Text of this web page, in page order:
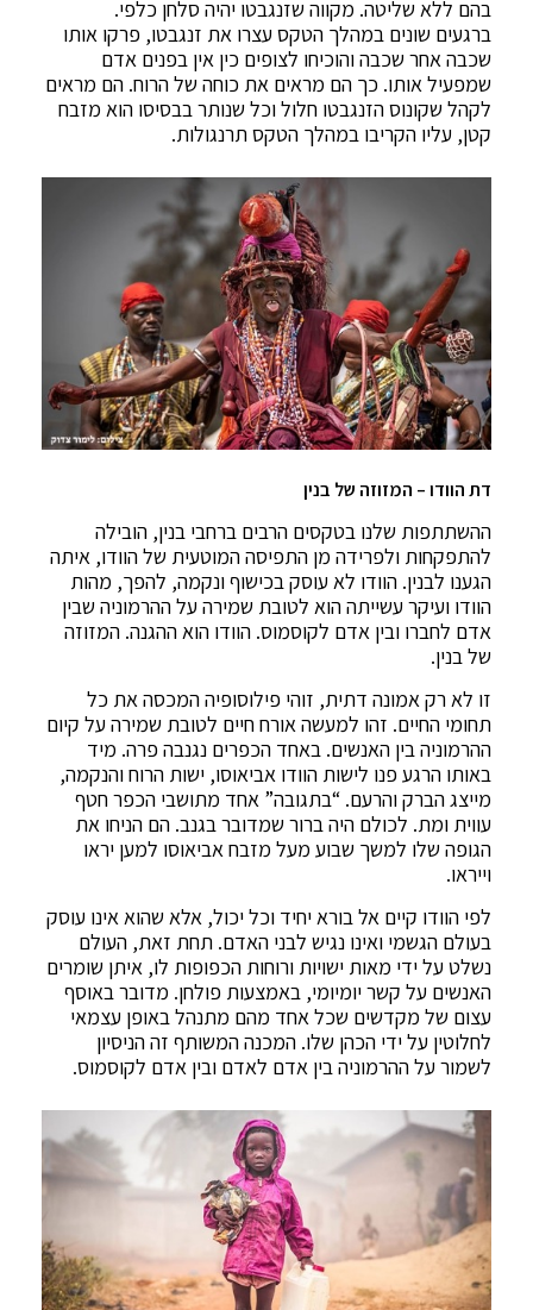
בהם ללא שליטה. מקווה שזנגבטו יהיה סלחן כלפי.
ברגעים שונים במהלך הטקס עצרו את זנגבטו, פרקו אותו
שכבה אחר שכבה והוכיחו לצופים כין אין בפנים אדם
שמפעיל אותו. כך הם מראים את כוחה של הרוח. הם מראים
לקהל שקונוס הזנגבטו חלול וכל שנותר בבסיסו הוא מזבח
קטן, עליו הקריבו במהלך הטקס תרנגולות.
דת הוודו – המזוזה של בנין
ההשתתפות שלנו בטקסים הרבים ברחבי בנין, הובילה
להתפקחות ולפרידה מן התפיסה המוטעית של הוודו, איתה
הגענו לבנין. הוודו לא עוסק בכישוף ונקמה, להפך, מהות
הוודו ועיקר עשייתה הוא לטובת שמירה על ההרמוניה שבין
אדם לחברו ובין אדם לקוסמוס. הוודו הוא ההגנה. המזוזה
של בנין.
זו לא רק אמונה דתית, זוהי פילוסופיה המכסה את כל
תחומי החיים. זהו למעשה אורח חיים לטובת שמירה על קיום
ההרמוניה בין האנשים. באחד הכפרים נגנבה פרה. מיד
באותו הרגע פנו לישות הוודו אביאוסו, ישות הרוח והנקמה,
מייצג הברק והרעם. “בתגובה” אחד מתושבי הכפר חטף
עווית ומת. לכולם היה ברור שמדובר בגנב. הם הניחו את
הגופה שלו למשך שבוע מעל מזבח אביאוסו למען יראו
וייראו.
לפי הוודו קיים אל בורא יחיד וכל יכול, אלא שהוא אינו עוסק
בעולם הגשמי ואינו נגיש לבני האדם. תחת זאת, העולם
נשלט על ידי מאות ישויות ורוחות הכפופות לו, איתן שומרים
האנשים על קשר יומיומי, באמצעות פולחן. מדובר באוסף
עצום של מקדשים שכל אחד מהם מתנהל באופן עצמאי
לחלוטין על ידי הכהן שלו. המכנה המשותף זה הניסיון
לשמור על ההרמוניה בין אדם לאדם ובין אדם לקוסמוס.